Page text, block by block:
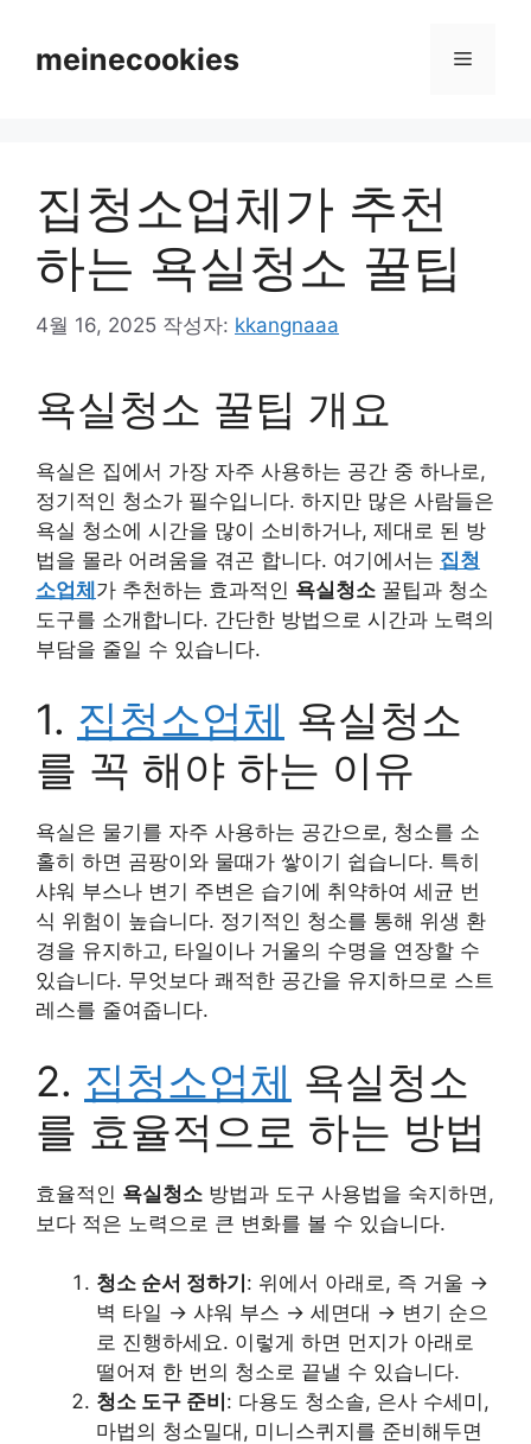
meinecookies 메
집청소업체가 추천
하는 욕실청소 꿀팁
4월 16, 2025 작성자: kkangnaaa
욕실청소 꿀팁 개요
욕실은 집에서 가장 자주 사용하는 공간 중 하나로,
정기적인 청소가 필수입니다. 하지만 많은 사람들은
욕실 청소에 시간을 많이 소비하거나, 제대로 된 방
법을 몰라 어려움을 겪곤 합니다. 여기에서는 집청
소업체가 추천하는 효과적인 욕실청소 꿀팁과 청소
도구를 소개합니다. 간단한 방법으로 시간과 노력의
부담을 줄일 수 있습니다.
1. 집청소업체 욕실청소
를 꼭 해야 하는 이유
욕실은 물기를 자주 사용하는 공간으로, 청소를 소
홀히 하면 곰팡이와 물때가 쌓이기 쉽습니다. 특히
샤워 부스나 변기 주변은 습기에 취약하여 세균 번
식 위험이 높습니다. 정기적인 청소를 통해 위생 환
경을 유지하고, 타일이나 거울의 수명을 연장할 수
있습니다. 무엇보다 쾌적한 공간을 유지하므로 스트
레스를 줄여줍니다.
2. 집청소업체 욕실청소
를 효율적으로 하는 방법
효율적인 욕실청소 방법과 도구 사용법을 숙지하면,
보다 적은 노력으로 큰 변화를 볼 수 있습니다.
청소 순서 정하기 : 위에서 아래로, 즉 거울 →
벽 타일 → 샤워 부스 → 세면대 → 변기 순으
로 진행하세요. 이렇게 하면 먼지가 아래로
떨어져 한 번의 청소로 끝낼 수 있습니다.
청소 도구 준비 : 다용도 청소솔, 은사 수세미,
마법의 청소밀대, 미니스퀴지를 준비해두면